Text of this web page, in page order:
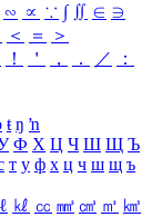
∽ ∝ ∵ ∫ ∬ ∈ ∋
＜ ＝
＞
！ ＇ ， ． ／
：
ŧ ŋ ŉ
Ф Х Ц Ч Ш Щ Ъ
т у ф х ц ч ш щ ъ
ℓ ㎘ ㏄ ㎣ ㎤ ㎥ ㎦